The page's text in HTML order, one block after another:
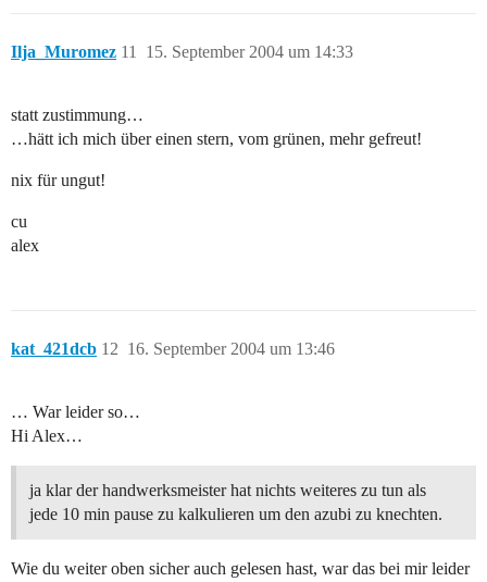
Ilja_Muromez 15. September 2004 um 14:33
11
statt zustimmung…
…hätt ich mich über einen stern, vom grünen, mehr gefreut!
nix für ungut!
cu
alex
kat_421dcb 16. September 2004 um 13:46
12
… War leider so…
Hi Alex…
ja klar der handwerksmeister hat nichts weiteres zu tun als
jede 10 min pause zu kalkulieren um den azubi zu knechten.
Wie du weiter oben sicher auch gelesen hast, war das bei mir leider